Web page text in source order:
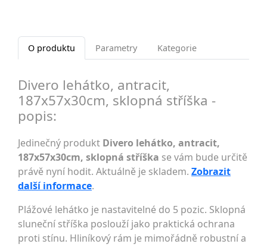
O produktu Parametry Kategorie
Divero lehátko, antracit,
187x57x30cm, sklopná stříška -
popis:
Jedinečný produkt Divero lehátko, antracit,
187x57x30cm, sklopná stříška se vám bude určitě
právě nyní hodit. Aktuálně je skladem. Zobrazit
další informace.
Plážové lehátko je nastavitelné do 5 pozic. Sklopná
sluneční stříška poslouží jako praktická ochrana
proti stínu. Hliníkový rám je mimořádně robustní a